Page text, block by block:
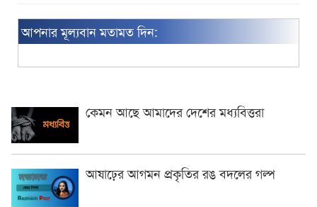
আপনার মূল্যবান মতামত দিন:
কেমন আছে আমাদের দেশের মধ্যবিত্তরা
আষাঢ়ের আগমন প্রকৃতির রঙ বদলের গল্প